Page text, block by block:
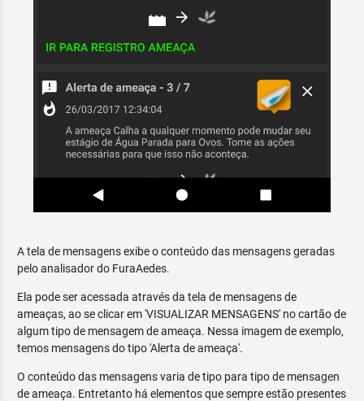
A tela de mensagens exibe o conteúdo das mensagens geradas
pelo analisador do FuraAedes.
Ela pode ser acessada através da tela de mensagens de
ameaças, ao se clicar em 'VISUALIZAR MENSAGENS' no cartão de
algum tipo de mensagem de ameaça. Nessa imagem de exemplo,
temos mensagens do tipo 'Alerta de ameaça'.
O conteúdo das mensagens varia de tipo para tipo de mensagen
de ameaça. Entretanto há elementos que sempre estão presentes